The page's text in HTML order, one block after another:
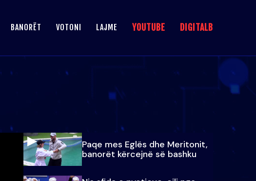
BANORËT VOTONI LAJME YOUTUBE DIGITALB
Paqe mes Eglës dhe Meritonit,
banorët kërcejnë së bashku